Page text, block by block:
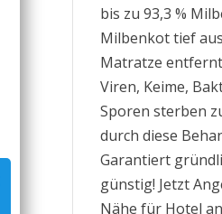
bis zu 93,3 %
Milbenkot tief
Matratze
Viren, Keime,
Sporen sterben
durch diese
Garantiert
günstig! Jetzt
Nähe für Hotel